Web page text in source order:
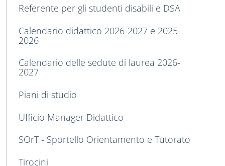
Referente per gli studenti disabili e DSA
Calendario didattico 2026-2027 e 2025-
2026
Calendario delle sedute di laurea 2026-
2027
Piani di studio
Ufficio Manager Didattico
SOrT - Sportello Orientamento e Tutorato
Tirocini